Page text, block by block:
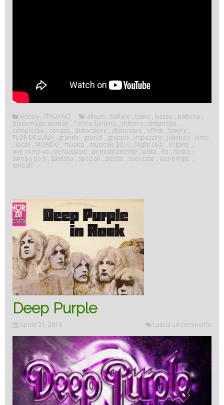
Hobby , ITALIANO album , ballare , band , basso , batteria ,
black magic woman , Carlos Santana , chitarra , chitarrista ,
complesso , congas , distorsione , distorsore , effetti , favore ,
FLOR DE LUNA , grande , grandi , gruppo , impazzire , jukebox , lento
, locali , MONDO , musica , musicale 2016 , Night club , organo ,
oye como va , percussioni , periodicamente , pista , Re , riesce ,
Samba pa ti , Santana , speciali , stesso , successo , tecnologie ,
timbali
Deep Purple
Aprile 23, 2016 Lascia un commento